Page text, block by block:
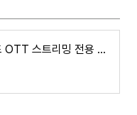
티빙 무료 할인 카드 OTT 스트리밍 전용 카드 넷플릭스 디즈니+ Youtube Premium 웨이브